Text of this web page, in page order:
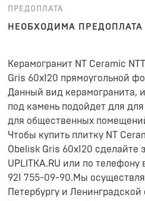
ПРЕДОПЛАТА
НЕОБХОДИМА ПРЕДОПЛАТА
Керамогранит NT Ceramic
Gris 60x120 прямоугольной
Данный вид керамогранита,
под камень подойдет для
для общественных
Чтобы купить плитку NT
Obelisk Gris 60x120 сделайте
UPLITKA.RU или по телефону
921 755-09-90.Мы
Петербургу и Ленинградской